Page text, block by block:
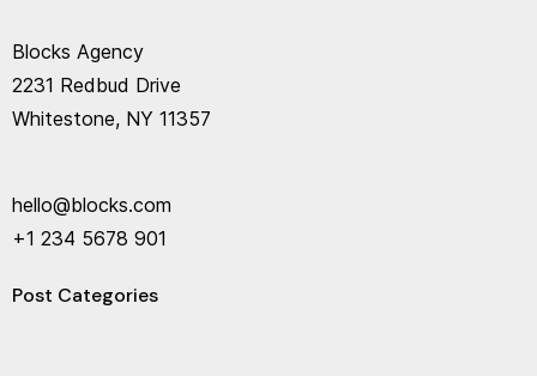
Blocks Agency
2231 Redbud Drive
Whitestone, NY 11357
hello@blocks.com
+1 234 5678 901
Post Categories